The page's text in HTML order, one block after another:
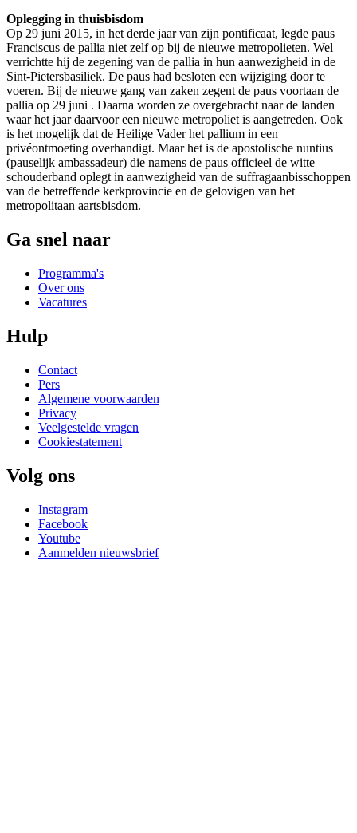
Oplegging in thuisbisdom
Op 29 juni 2015, in het derde jaar van zijn pontificaat, legde paus
Franciscus de pallia niet zelf op bij de nieuwe metropolieten. Wel
verrichtte hij de zegening van de pallia in hun aanwezigheid in de
Sint-Pietersbasiliek. De paus had besloten een wijziging door te
voeren. Bij de nieuwe gang van zaken zegent de paus voortaan de
pallia op 29 juni . Daarna worden ze overgebracht naar de landen
waar het jaar daarvoor een nieuwe metropoliet is aangetreden. Ook
is het mogelijk dat de Heilige Vader het pallium in een
privéontmoeting overhandigt. Maar het is de apostolische nuntius
(pauselijk ambassadeur) die namens de paus officieel de witte
schouderband oplegt in aanwezigheid van de suffragaanbisschoppen
van de betreffende kerkprovincie en de gelovigen van het
metropolitaan aartsbisdom.
Ga snel naar
Programma's
Over ons
Vacatures
Hulp
Contact
Pers
Algemene voorwaarden
Privacy
Veelgestelde vragen
Cookiestatement
Volg ons
Instagram
Facebook
Youtube
Aanmelden nieuwsbrief